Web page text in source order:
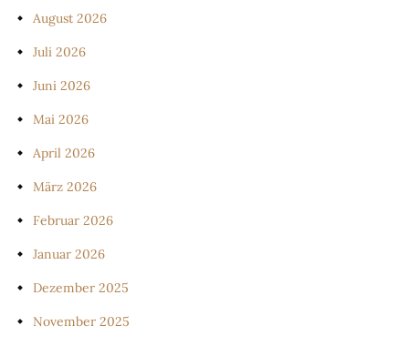
August 2026
Juli 2026
Juni 2026
Mai 2026
April 2026
März 2026
Februar 2026
Januar 2026
Dezember 2025
November 2025